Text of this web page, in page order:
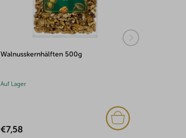
Mandelscheiben 1mm 500g
Auf Lager
€7,39